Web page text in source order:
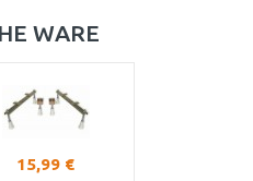
WARE
15,99 €